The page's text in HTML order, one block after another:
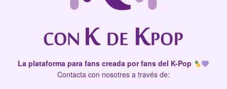
La plataforma para fans creada por fans del K-Pop
Contacta con nosotres a través de: